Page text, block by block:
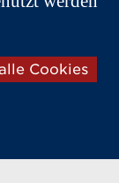
Coupé
Cookies